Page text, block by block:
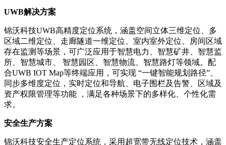
UWB解决方案
锦沃科技UWB高精度定位系统，涵盖空间立体三维定位、多
区域二维定位、走廊隧道一维定位、室内室外定位、房间区域
存在监测等场景，可广泛应用于智慧电力、智慧矿井、智慧监
所、智慧城市、 智慧园区、智慧物流、智慧路灯等领域。配
合UWB IOT Map等终端应用，可实现 “一键智能规划路径”、
同步多维度定位，实时定位和导航、电子围栏及告警、区域及
资产权限管理等功能 ，满足各种场景下的多样化、个性化需
求。
安全生产方案
锦沃科技安全生产定位系统，采用超宽带无线定位技术，涵盖